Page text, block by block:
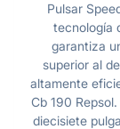
Pulsar
tecnología
garantiza
superior al
altamente
Cb 190
diecisiete